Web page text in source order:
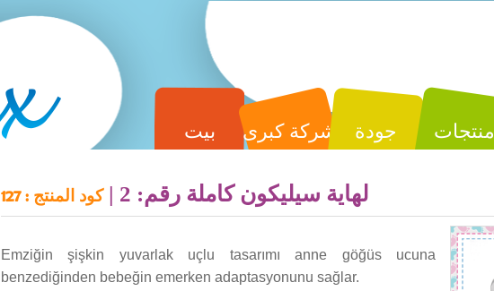
بيت شركة كبرى جودة منتجات
لهاية سيليكون كاملة رقم: 2 | كود المنتج :127
Emziğin şişkin yuvarlak uçlu tasarımı anne göğüs ucuna
benzediğinden bebeğin emerken adaptasyonunu sağlar.